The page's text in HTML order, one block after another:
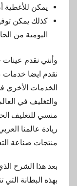
يمكن للأغطية
كذلك يمكن
اليومية من
وأنني نقدم
نقدم ايضا خدمات
الخدمات الأخري
والتغليف في
ريادة عالمنا
منتجات صناعة
بعد هذا الشرح
بهذه البطانة